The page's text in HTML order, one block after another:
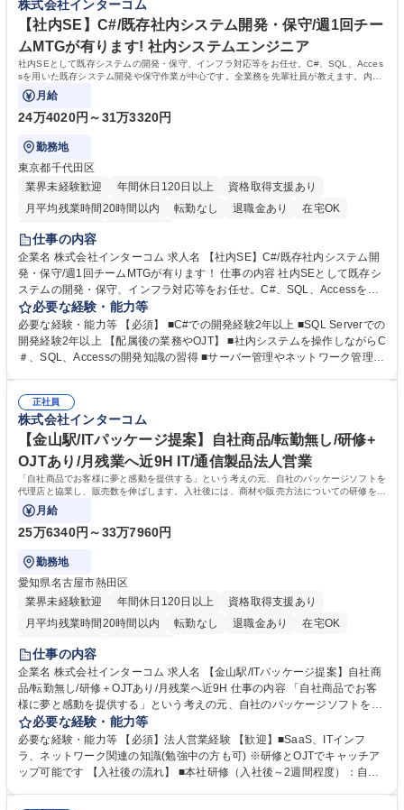
プ/転勤無
短大 専修学校 高校 語学力： 資格：第一種運転免許普通自動車
株式会社インターコム
【社内SE】C#/既存社内システム開発・保守/週1回チー
ムMTGが有ります! 社内システムエンジニア
社内SEとして既存システムの開発・保守、インフラ対応等をお任せ。C#、SQL、Acces
sを用いた既存システム開発や保守作業が中心です。全業務を先輩社員が教えます。内容
や知識は徐々に覚えて頂ければと思います。
月給
24万4020円～31万3320円
勤務地
東京都千代田区
業界未経験歓迎
年間休日120日以上
資格取得支援あり
月平均残業時間20時間以内
転勤なし 退職金あり
在宅OK
完全週休2日制
仕事の内容
企業名 株式会社インターコム 求人名 【社内SE】C#/既存社内システム開
発・保守/週1回チームMTGが有ります！ 仕事の内容 社内SEとして既存シ
ステムの開発・保守、インフラ対応等をお任せ。C#、SQL、Accessを用
いた既存システム開発や保守作業が中心です。全業務を先輩社員が教えま
す。内容や知識は徐々に覚えて頂ければと思います。 ■C#、SQL、Acces
sを用いた既存システム開発や保守作業 ■サーバー管理やネットワーク運
用など社内インフラの対応業務 ■一般的なWindows知識に基づく社内ヘル
後はシステムを操作しながら各種知識をOJT形式で習得 募集職種 【社内S
E】C#/既存社内システム開発・保守/週1回チームMTGが有ります！
必要な経験・能力等
必要な経験・能力等 【必須】 ■C#での開発経験2年以上 ■SQL Serverでの
開発経験2年以上 【配属後の業務やOJT】 ■社内システムを操作しながらC
＃、SQL、Accessの開発知識の習得 ■サーバー管理やネットワーク管理分
正社員
株式会社インターコム
【金山駅/ITパッケージ提案】自社商品/転勤無し/研修+
OJTあり/月残業へ近9H IT/通信製品法人営業
「自社商品でお客様に夢と感動を提供する」という考えの元、自社のパッケージソフトを
代理店と協業し、販売数を伸ばします。入社後には、商材や販売方法についての研修を用
意しております。
月給
25万6340円～33万7960円
勤務地
愛知県名古屋市熱田区
業界未経験歓迎
年間休日120日以上
資格取得支援あり
月平均残業時間20時間以内
転勤なし 退職金あり
在宅OK
完全週休2日制
仕事の内容
企業名 株式会社インターコム 求人名 【金山駅/ITパッケージ提案】自社商
品/転勤無し/研修＋OJTあり/月残業へ近9H 仕事の内容 「自社商品でお客
様に夢と感動を提供する」という考えの元、自社のパッケージソフトを代
理店と協業し、販売数を伸ばします。入社後には、商材や販売方法につい
ての研修を用意しております。 ＜具体的な内容＞ ■お客様から代理店に問
い合わせ→提案、という形がメインです。 ■販売代理店へのフォロー・支
援：代理店がお客様へスムーズに提案できるよう、製品勉強会の実施や商
必要な経験・能力等
必要な経験・能力等 【必須】法人営業経験 【歓迎】■SaaS、ITインフ
ラ、ネットワーク関連の知識(勉強中の方も可) ※研修とOJTでキャッチア
ップ可能です 【入社後の流れ】 ■本社研修（入社後～2週間程度）：自社